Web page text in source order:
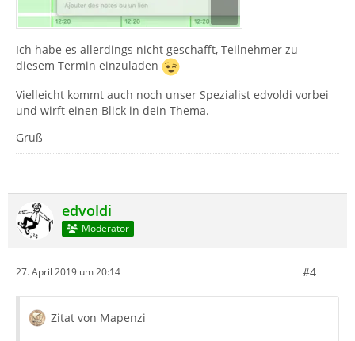
Ich habe es allerdings nicht geschafft, Teilnehmer zu
diesem Termin einzuladen
Vielleicht kommt auch noch unser Spezialist edvoldi vorbei
und wirft einen Blick in dein Thema.
Gruß
edvoldi
Moderator
27. April 2019 um 20:14 #4
Zitat von Mapenzi